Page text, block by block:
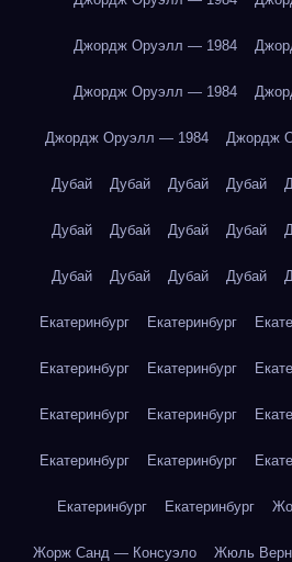
Джордж Оруэлл — 1984
Джордж Оруэлл — 1984
Джордж Оруэлл — 1984 Джордж
Дубай Дубай Дубай Дубай
Дубай Дубай Дубай Дубай
Дубай Дубай Дубай Дубай
Екатеринбург Екатеринбург
Екатеринбург Екатеринбург
Екатеринбург Екатеринбург
Екатеринбург Екатеринбург
Екатеринбург Екатеринбург
Жорж Санд — Консуэло Жюль Верн